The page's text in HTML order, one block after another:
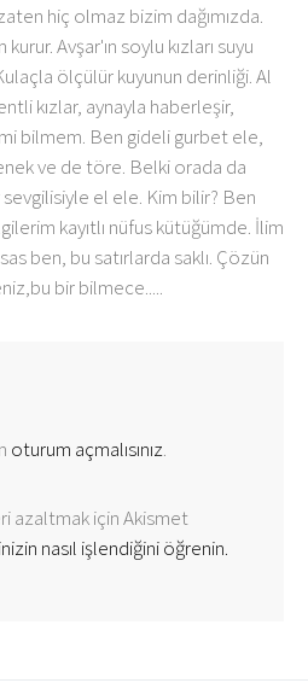
hiç olmaz bizim dağımızda.
kurur. Avşar'ın soylu kızları suyu
ölçülür kuyunun derinliği. Al
kızlar, aynayla haberleşir,
bilmem. Ben gideli gurbet ele,
ve de töre. Belki orada da
el ele. Kim bilir? Ben
kayıtlı nüfus kütüğümde. İlim
ben, bu satırlarda saklı. Çözün
bir bilmece.....
oturum açmalısınız.
azaltmak için Akismet
nasıl işlendiğini öğrenin.